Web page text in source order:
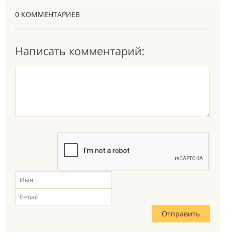
0 КОММЕНТАРИЕВ
Написать комментарий: